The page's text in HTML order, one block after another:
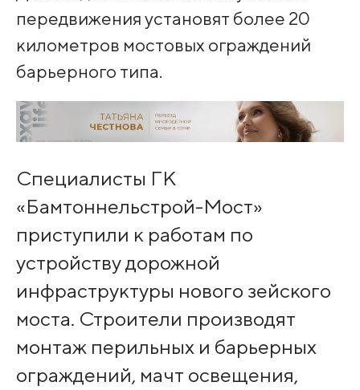
передвижения установят более 20
километров мостовых ограждений
барьерного типа.
Специалисты ГК
«Бамтоннельстрой-Мост»
приступили к работам по
устройству дорожной
инфраструктуры нового зейского
моста. Строители производят
монтаж перильных и барьерных
ограждений, мачт освещения,